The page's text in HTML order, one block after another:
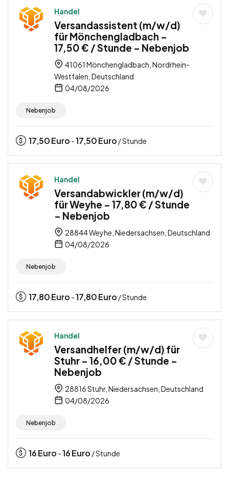
Handel
Versandassistent (m/w/d)
für Mönchengladbach –
17,50 € / Stunde – Nebenjob
41061 Mönchengladbach, Nordrhein-
Westfalen, Deutschland
04/08/2026
Nebenjob
17,50Euro -17,50Euro / Stunde
Handel
Versandabwickler (m/w/d)
für Weyhe – 17,80 € / Stunde
– Nebenjob
28844 Weyhe, Niedersachsen, Deutschland
04/08/2026
Nebenjob
17,80Euro -17,80Euro / Stunde
Handel
Versandhelfer (m/w/d) für
Stuhr – 16,00 € / Stunde –
Nebenjob
28816 Stuhr, Niedersachsen, Deutschland
04/08/2026
Nebenjob
16Euro -16Euro / Stunde